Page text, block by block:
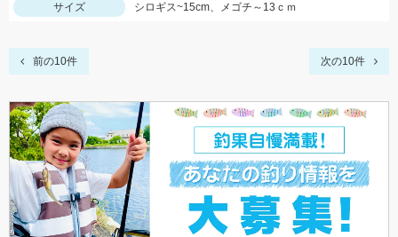
サイズ
シロギス~15cm、メゴチ～13ｃｍ
前の10件 次の10件